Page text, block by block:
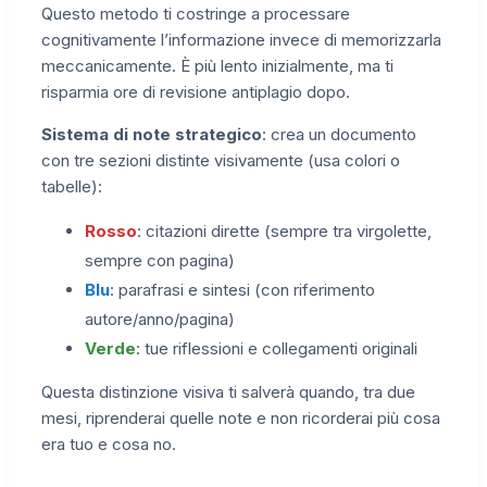
Questo metodo ti costringe a processare
cognitivamente l’informazione invece di memorizzarla
meccanicamente. È più lento inizialmente, ma ti
risparmia ore di revisione antiplagio dopo.
Sistema di note strategico: crea un documento
con tre sezioni distinte visivamente (usa colori o
tabelle):
Rosso: citazioni dirette (sempre tra virgolette,
sempre con pagina)
Blu: parafrasi e sintesi (con riferimento
autore/anno/pagina)
Verde: tue riflessioni e collegamenti originali
Questa distinzione visiva ti salverà quando, tra due
mesi, riprenderai quelle note e non ricorderai più cosa
era tuo e cosa no.